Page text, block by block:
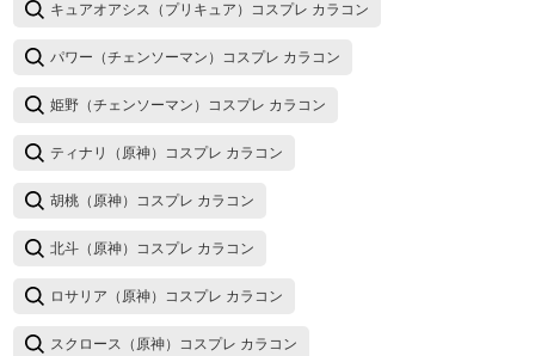
キュアオアシス（プリキュア）コスプレ カラコン
パワー（チェンソーマン）コスプレ カラコン
姫野（チェンソーマン）コスプレ カラコン
ティナリ（原神）コスプレ カラコン
胡桃（原神）コスプレ カラコン
北斗（原神）コスプレ カラコン
ロサリア（原神）コスプレ カラコン
スクロース（原神）コスプレ カラコン